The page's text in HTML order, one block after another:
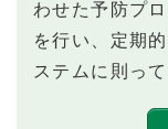
わせた予防プ
を行い、定期
ステムに則っ